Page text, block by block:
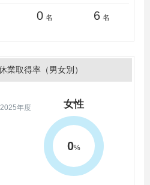
0 名 6 名
業取得率（男女別）
2025年度 女性
0%